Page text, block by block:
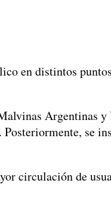
en distintos
Argentinas y
se
circulación de